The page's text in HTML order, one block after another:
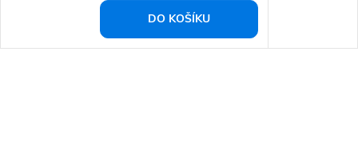
DO KOŠÍKU